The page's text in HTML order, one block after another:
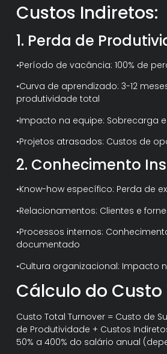
Custos Indiretos:
1. Perda de
•Período de vacância: 100% de
•Curva de aprendizado: 3-12
produtividade total
•Impacto na equipe: Sobrecarga
•Projetos atrasados: Custos de
2. Conhecimento
•Know-how específico: Perda de
•Relacionamentos: Clientes e
•Processos internos:
documentado
•Cultura organizacional: Impacto
Cálculo do Custo
Custo Total Turnover = Custo de
de Produtividade + Custos
50% a 400% do salário anual